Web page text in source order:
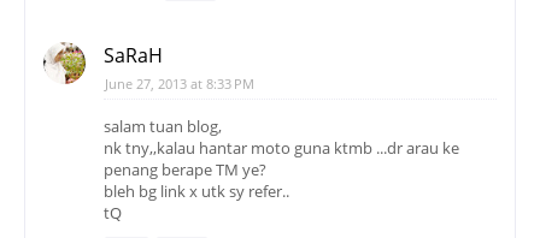
SaRaH
June 27, 2013 at 8:33 PM
salam tuan blog,
nk tny,,kalau hantar moto guna ktmb ...dr arau ke
penang berape TM ye?
bleh bg link x utk sy refer..
tQ